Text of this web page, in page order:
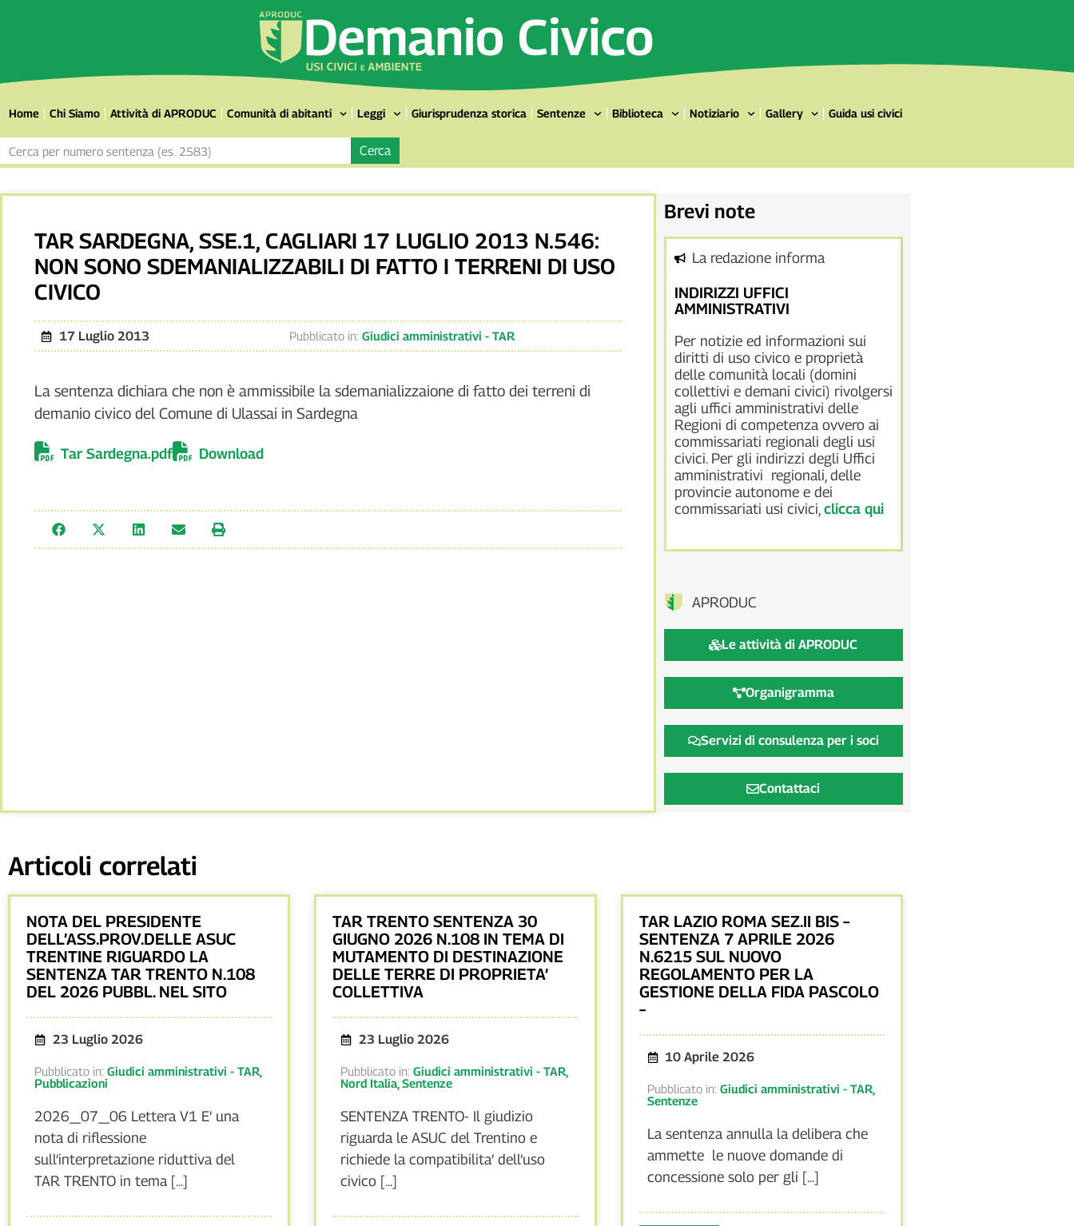
Home Chi Siamo Attività di APRODUC Comunità di abitanti Leggi Giurisprudenza storica Sentenze Biblioteca Notiziario Gallery Guida usi civici
Cerca
TAR SARDEGNA, SSE.1, CAGLIARI 17 LUGLIO 2013 N.546:
NON SONO SDEMANIALIZZABILI DI FATTO I TERRENI DI USO
CIVICO
17 Luglio 2013 Pubblicato in: Giudici amministrativi - TAR
La sentenza dichiara che non è ammissibile la sdemanializzaione di fatto dei terreni di
demanio civico del Comune di Ulassai in Sardegna
Tar Sardegna.pdf Download
Brevi note
La redazione informa
INDIRIZZI UFFICI
AMMINISTRATIVI
Per notizie ed informazioni sui
diritti di uso civico e proprietà
delle comunità locali (domini
collettivi e demani civici) rivolgersi
agli uffici amministrativi delle
Regioni di competenza ovvero ai
commissariati regionali degli usi
civici. Per gli indirizzi degli Uffici
amministrativi regionali, delle
provincie autonome e dei
commissariati usi civici,clicca qui
APRODUC
Le attività di APRODUC
Organigramma
Servizi di consulenza per i soci
Contattaci
Articoli correlati
NOTA DEL PRESIDENTE
DELL’ASS.PROV.DELLE ASUC
TRENTINE RIGUARDO LA
SENTENZA TAR TRENTO N.108
DEL 2026 PUBBL. NEL SITO
23 Luglio 2026
Pubblicato in: Giudici amministrativi - TAR,
Pubblicazioni
2026_07_06 Lettera V1 E’ una
nota di riflessione
sull’interpretazione riduttiva del
TAR TRENTO in tema [...]
TAR TRENTO SENTENZA 30
GIUGNO 2026 N.108 IN TEMA DI
MUTAMENTO DI DESTINAZIONE
DELLE TERRE DI PROPRIETA’
COLLETTIVA
23 Luglio 2026
Pubblicato in:Giudici amministrativi - TAR,
Nord Italia,Sentenze
SENTENZA TRENTO- Il giudizio
riguarda le ASUC del Trentino e
richiede la compatibilita’ dell’uso
civico [...]
TAR LAZIO ROMA SEZ.II BIS –
SENTENZA 7 APRILE 2026
N.6215 SUL NUOVO
REGOLAMENTO PER LA
GESTIONE DELLA FIDA PASCOLO
–
10 Aprile 2026
Pubblicato in: Giudici amministrativi - TAR,
Sentenze
La sentenza annulla la delibera che
ammette le nuove domande di
concessione solo per gli [...]